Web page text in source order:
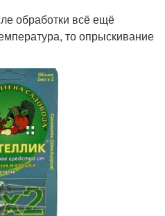
обработки всё ещё
то опрыскивание